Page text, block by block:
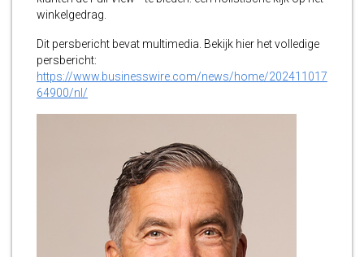
winkelgedrag.
Dit persbericht bevat multimedia. Bekijk hier het volledige
persbericht:
https://www.businesswire.com/news/home/202411017
64900/nl/